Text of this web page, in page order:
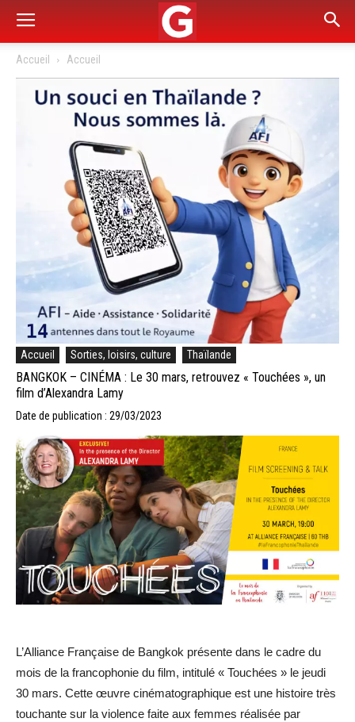
Accueil Accueil
Accueil Sorties, loisirs, culture Thaïlande
BANGKOK – CINÉMA : Le 30 mars, retrouvez « Touchées », un
film d’Alexandra Lamy
Date de publication : 29/03/2023
L’Alliance Française de Bangkok présente dans le cadre du
mois de la francophonie du film, intitulé « Touchées » le jeudi
30 mars. Cette œuvre cinématographique est une histoire très
touchante sur la violence faite aux femmes réalisée par